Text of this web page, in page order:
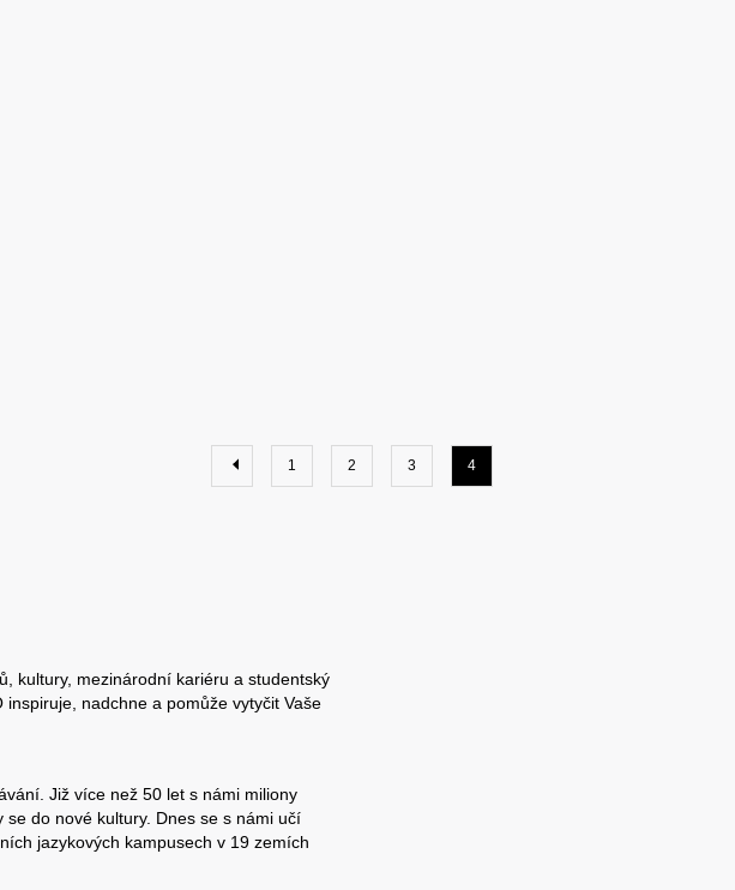
1 2 3 4
kultury, mezinárodní kariéru a studentský
nadchne a pomůže vytyčit Vaše
Již více než 50 let s námi miliony
do nové kultury. Dnes se s námi učí
jazykových kampusech v 19 zemích